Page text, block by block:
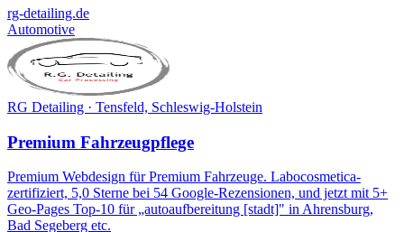
rg-detailing.de
Automotive
RG Detailing · Tensfeld, Schleswig-Holstein
Premium Fahrzeugpflege
Premium Webdesign für Premium Fahrzeuge. Labocosmetica-
zertifiziert, 5,0 Sterne bei 54 Google-Rezensionen, und jetzt mit 5+
Geo-Pages Top-10 für „autoaufbereitung [stadt]" in Ahrensburg,
Bad Segeberg etc.